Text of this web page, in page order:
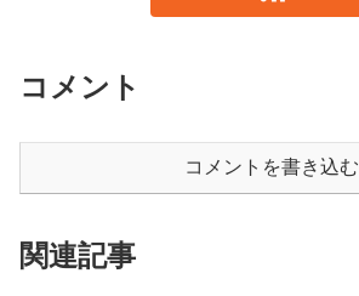
コメント
コメントを書き込む
関連記事